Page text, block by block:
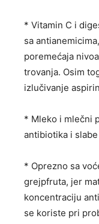
* Vitamin C i
sa
poremećaja
trovanja. Osim
izlučivanje
* Mleko i mlečni
antibiotika i
* Oprezno sa
grejpfruta, jer
koncentraciju
se koriste pri